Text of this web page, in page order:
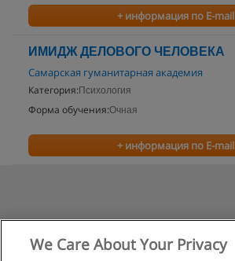
+ информация по E-mail
ИМИДЖ ДЕЛОВОГО ЧЕЛОВЕКА
Самарская гуманитарная академия
Категория: Психология
Форма обучения:Очная
+ информация по E-mail
We Care About Your Privacy